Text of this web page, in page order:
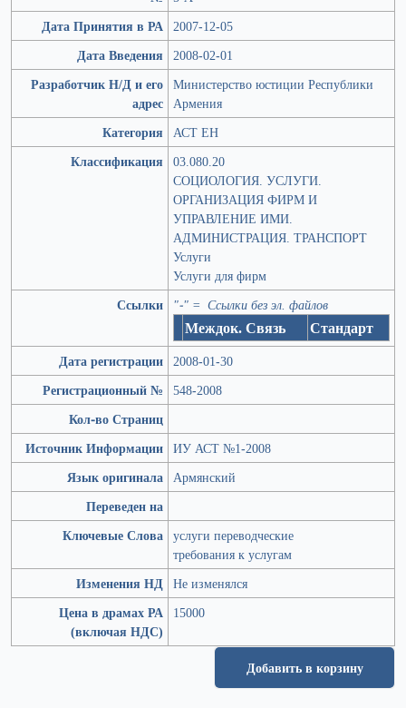
Дата Принятия в РА 2007-12-05
Дата Введения
2008-02-01
Разработчик Н/Д и его
адрес
Министерство юстиции Республики
Армения
Категория
АСТ ЕН
Классификация
03.080.20
СОЦИОЛОГИЯ. УСЛУГИ.
ОРГАНИЗАЦИЯ ФИРМ И
УПРАВЛЕНИЕ ИМИ.
АДМИНИСТРАЦИЯ. ТРАНСПОРТ
Услуги
Услуги для фирм
Ссылки
"-" = Ссылки без эл. файлов
Междок. Связь Стандарт
Дата регистрации 2008-01-30
Регистрационный №
548-2008
Кол-во Страниц
Источник Информации ИУ АСТ №1-2008
Язык оригинала Армянский
Переведен на
Ключевые Слова услуги переводческие
требования к услугам
Изменения НД Не изменялся
Цена в драмах РА
(включая НДС)
15000
Добавить в корзину